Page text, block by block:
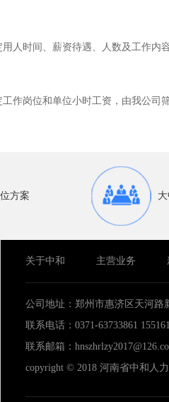
人时间、薪资待遇、人数及工作内
作岗位和单位小时工资，由我公司
方案
关于中和 主营业务
公司地址：郑州市惠济区天河路
联系电话：0371-63733861
联系邮箱：
copyright © 2018 河南省中和人